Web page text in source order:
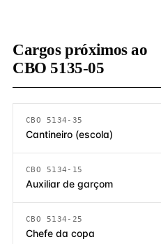
Cargos próximos ao
CBO 5135-05
CBO 5134-35
Cantineiro (escola)
CBO 5134-15
Auxiliar de garçom
CBO 5134-25
Chefe da copa